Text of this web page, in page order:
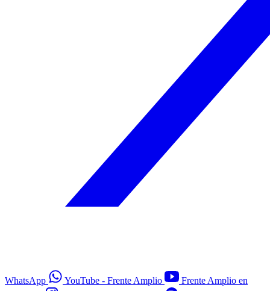
WhatsApp YouTube - Frente Amplio
Frente Amplio en